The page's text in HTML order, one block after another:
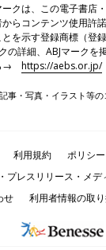
クは、この電子書店
らコンテンツ使用許
を示す登録商標（登
の詳細、ABJマーク
→https://aebs.or.jp/
事・写真・イラスト等
利用規約 ポリシー
プレスリリース・メデ
せ
利用者情報の取